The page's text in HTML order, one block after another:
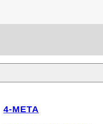
4-META